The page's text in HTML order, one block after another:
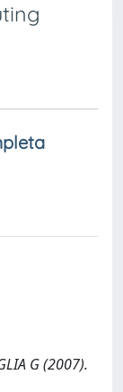
G (2007).